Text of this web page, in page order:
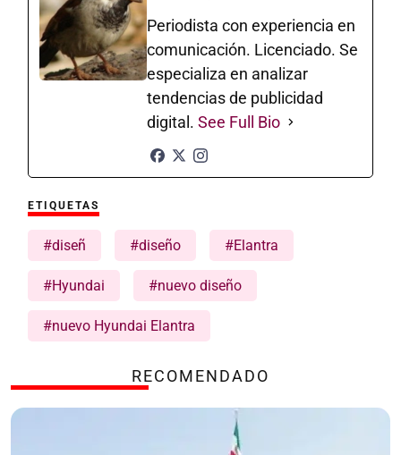
Periodista con experiencia en
comunicación. Licenciado. Se
especializa en analizar
tendencias de publicidad
digital. See Full Bio
ETIQUETAS
#diseñ #diseño #Elantra
#Hyundai #nuevo diseño
#nuevo Hyundai Elantra
RECOMENDADO